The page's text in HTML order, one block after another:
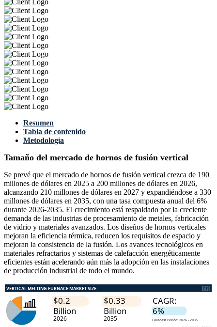
Resumen
Tabla de contenido
Metodología
Tamaño del mercado de hornos de fusión vertical
Se prevé que el mercado de hornos de fusión vertical crezca de 190
millones de dólares en 2025 a 200 millones de dólares en 2026,
alcanzando 210 millones de dólares en 2027 y expandiéndose a 330
millones de dólares en 2035, con una tasa compuesta anual del 6%
durante 2026-2035. El crecimiento está respaldado por la creciente
demanda de las industrias de procesamiento de metales, fabricación
de vidrio y materiales avanzados. Los diseños de hornos verticales
mejoran la eficiencia térmica, reducen los requisitos de espacio y
mejoran la consistencia de la fusión. Los avances tecnológicos en
materiales refractarios y sistemas de calefacción energéticamente
eficientes están acelerando aún más la adopción en las instalaciones
de producción industrial de todo el mundo.